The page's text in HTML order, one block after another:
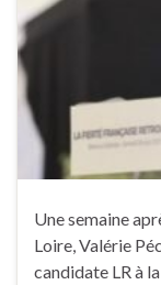
Une semaine
Loire, Valérie
candidate LR à